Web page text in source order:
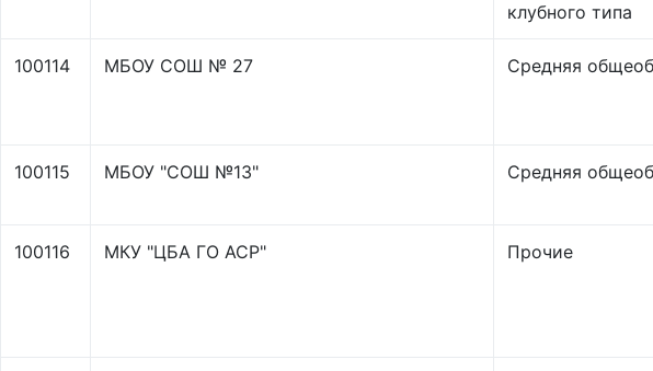
клубного типа
100114 МБОУ СОШ № 27 Средняя
100115 МБОУ "СОШ №13" Средняя
100116 МКУ "ЦБА ГО АСР" Прочие